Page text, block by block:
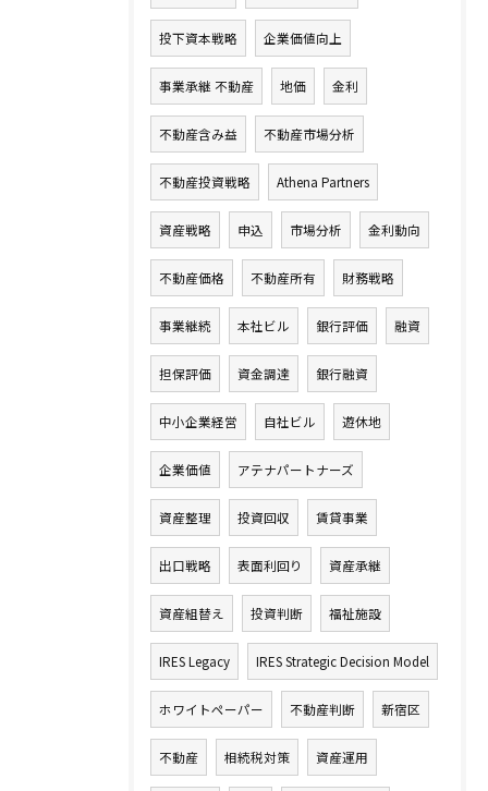
投下資本戦略 企業価値向上
事業承継 不動産 地価 金利
不動産含み益 不動産市場分析
不動産投資戦略 Athena Partners
資産戦略 申込 市場分析 金利動向
不動産価格 不動産所有 財務戦略
事業継続 本社ビル 銀行評価 融資
担保評価 資金調達 銀行融資
中小企業経営 自社ビル 遊休地
企業価値 アテナパートナーズ
資産整理 投資回収 賃貸事業
出口戦略 表面利回り 資産承継
資産組替え 投資判断 福祉施設
IRES Legacy IRES Strategic Decision Model
ホワイトペーパー 不動産判断 新宿区
不動産 相続税対策 資産運用